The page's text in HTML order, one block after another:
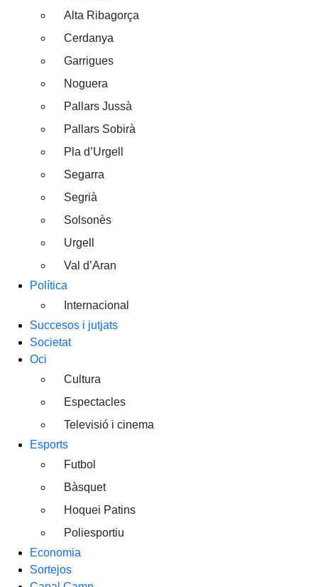
Alta Ribagorça
Cerdanya
Garrigues
Noguera
Pallars Jussà
Pallars Sobirà
Pla d’Urgell
Segarra
Segrià
Solsonès
Urgell
Val d’Aran
Política
Internacional
Succesos i jutjats
Societat
Oci
Cultura
Espectacles
Televisió i cinema
Esports
Futbol
Bàsquet
Hoquei Patins
Poliesportiu
Economia
Sortejos